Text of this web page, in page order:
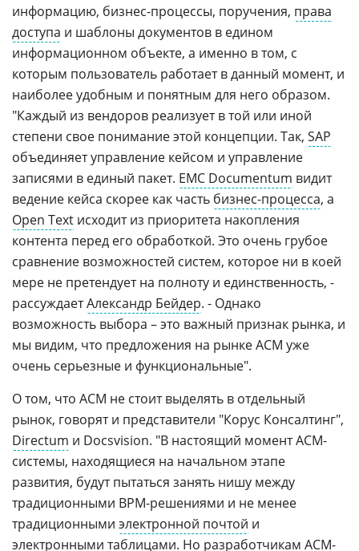
информацию, бизнес-процессы, поручения, права
доступа и шаблоны документов в едином
информационном объекте, а именно в том, с
которым пользователь работает в данный момент, и
наиболее удобным и понятным для него образом.
"Каждый из вендоров реализует в той или иной
степени свое понимание этой концепции. Так, SAP
объединяет управление кейсом и управление
записями в единый пакет. EMC Documentum видит
ведение кейса скорее как часть бизнес-процесса, а
Open Text исходит из приоритета накопления
контента перед его обработкой. Это очень грубое
сравнение возможностей систем, которое ни в коей
мере не претендует на полноту и единственность, -
рассуждаетАлександр Бейдер. - Однако
возможность выбора – это важный признак рынка, и
мы видим, что предложения на рынке АCM уже
очень серьезные и функциональные".
О том, что ACM не стоит выделять в отдельный
рынок, говорят и представители "Корус Консалтинг",
Directum и Docsvision. "В настоящий момент ACM-
системы, находящиеся на начальном этапе
развития, будут пытаться занять нишу между
традиционными BPM-решениями и не менее
традиционными электронной почтой и
электронными таблицами. Но разработчикам ACM-